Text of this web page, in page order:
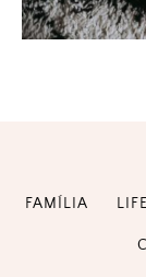
FAMÍLIA